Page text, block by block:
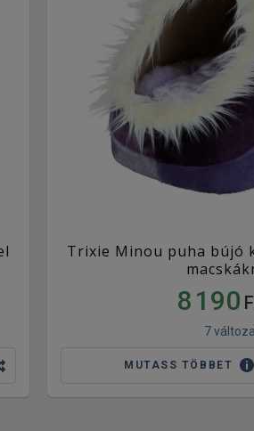
Trixie Minou puha bújó
8 190
7
MUTASS TÖBBET